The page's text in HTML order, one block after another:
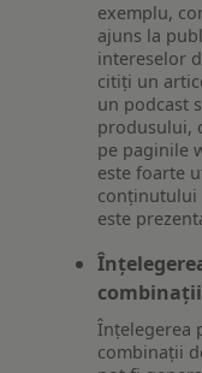
exemplu,
ajuns la
intereselor
citiți un
un podcast
produsului,
pe paginile
este foarte
conținutului
este
Înțelegerea
combinații